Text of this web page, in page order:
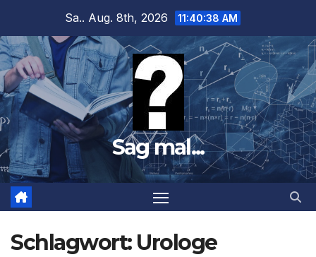
springen
Sa.. Aug. 8th, 2026 11:40:39 AM
Sag mal...
Schlagwort: Urologe